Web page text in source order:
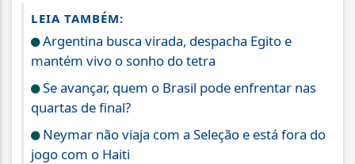
LEIA TAMBÉM:
Argentina busca virada, despacha Egito e
mantém vivo o sonho do tetra
Se avançar, quem o Brasil pode enfrentar nas
quartas de final?
Neymar não viaja com a Seleção e está fora do
jogo com o Haiti